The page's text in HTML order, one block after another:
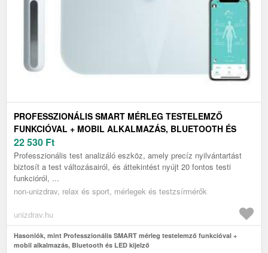
PROFESSZIONÁLIS SMART MÉRLEG TESTELEMZŐ
FUNKCIÓVAL + MOBIL ALKALMAZÁS, BLUETOOTH ÉS
LED KIJELZŐ
22 530 Ft
Professzionális test analizáló eszköz, amely precíz nyilvántartást
biztosít a test változásairól, és áttekintést nyújt 20 fontos testi
funkcióról, ...
non-unizdrav, relax és sport, mérlegek és testzsírmérők
unizdrav.hu
Hasonlók, mint Professzionális SMART mérleg testelemző funkcióval +
mobil alkalmazás, Bluetooth és LED kijelző